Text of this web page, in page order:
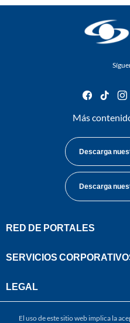
facebook
tiktok
Más
Descarga
Descarga
RED DE PORTALES
SERVICIOS
LEGAL
El uso de este sitio web implica la